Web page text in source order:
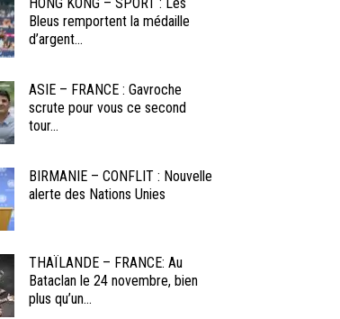
HONG KONG – SPORT : Les
Bleus remportent la médaille
d’argent...
ASIE – FRANCE : Gavroche
scrute pour vous ce second
tour...
BIRMANIE – CONFLIT : Nouvelle
alerte des Nations Unies
THAÏLANDE – FRANCE: Au
Bataclan le 24 novembre, bien
plus qu’un...